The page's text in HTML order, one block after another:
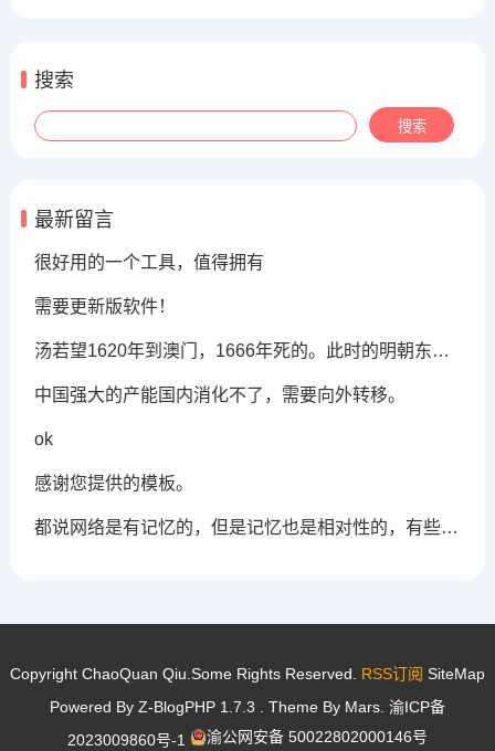
搜索
最新留言
很好用的一个工具，值得拥有
需要更新版软件！
汤若望1620年到澳门，1666年死的。此时的明朝东北地区已经被后金国成立了，在明朝灭亡的崇祯年间，汤若望还能和明朝天文学家一起到东北地区做这个制定历法的比赛，很强大啊。鹤岗，在今天的黑龙江省东部的鹤岗市
中国强大的产能国内消化不了，需要向外转移。
ok
感谢您提供的模板。
都说网络是有记忆的，但是记忆也是相对性的，有些记忆可能被屏蔽，也可能被遗忘。
Copyright ChaoQuan Qiu.Some Rights Reserved. RSS订阅 SiteMap
Powered By Z-BlogPHP 1.7.3 . Theme By Mars. 渝ICP备
2023009860号-1
渝公网安备 50022802000146号